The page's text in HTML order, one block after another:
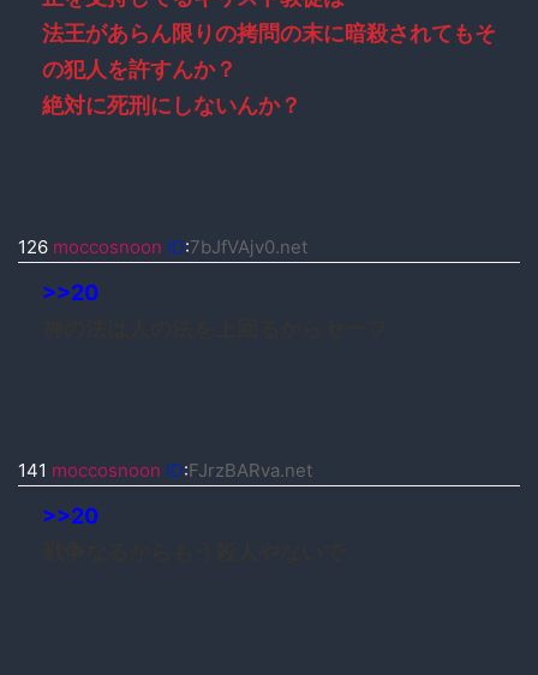
法王があらん限りの拷問の末に暗殺されてもそ
の犯人を許すんか？
絶対に死刑にしないんか？
126 moccosnoon ID:7bJfVAjv0.net
>>20
141 moccosnoon ID:FJrzBARva.net
>>20